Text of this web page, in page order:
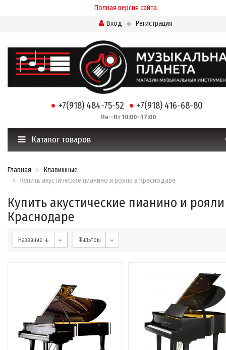
Полная версия сайта
Вход
Регистрация
+7(918) 484-75-52 +7(918) 416-68-80
Пн—Пт 10:00—17:00
Каталог товаров
Главная
Клавишные
Купить акустические пианино и рояли в Краснодаре
Купить акустические пианино и
Краснодаре
Название ↓ Фильтры